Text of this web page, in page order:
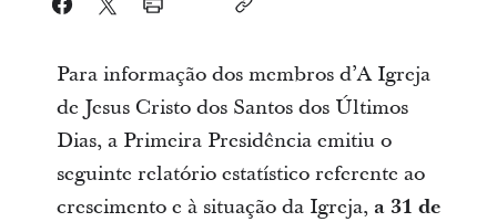
Para informação dos membros d’A Igreja
de Jesus Cristo dos Santos dos Últimos
Dias, a Primeira Presidência emitiu o
seguinte relatório estatístico referente ao
crescimento e à situação da Igreja, a 31 de